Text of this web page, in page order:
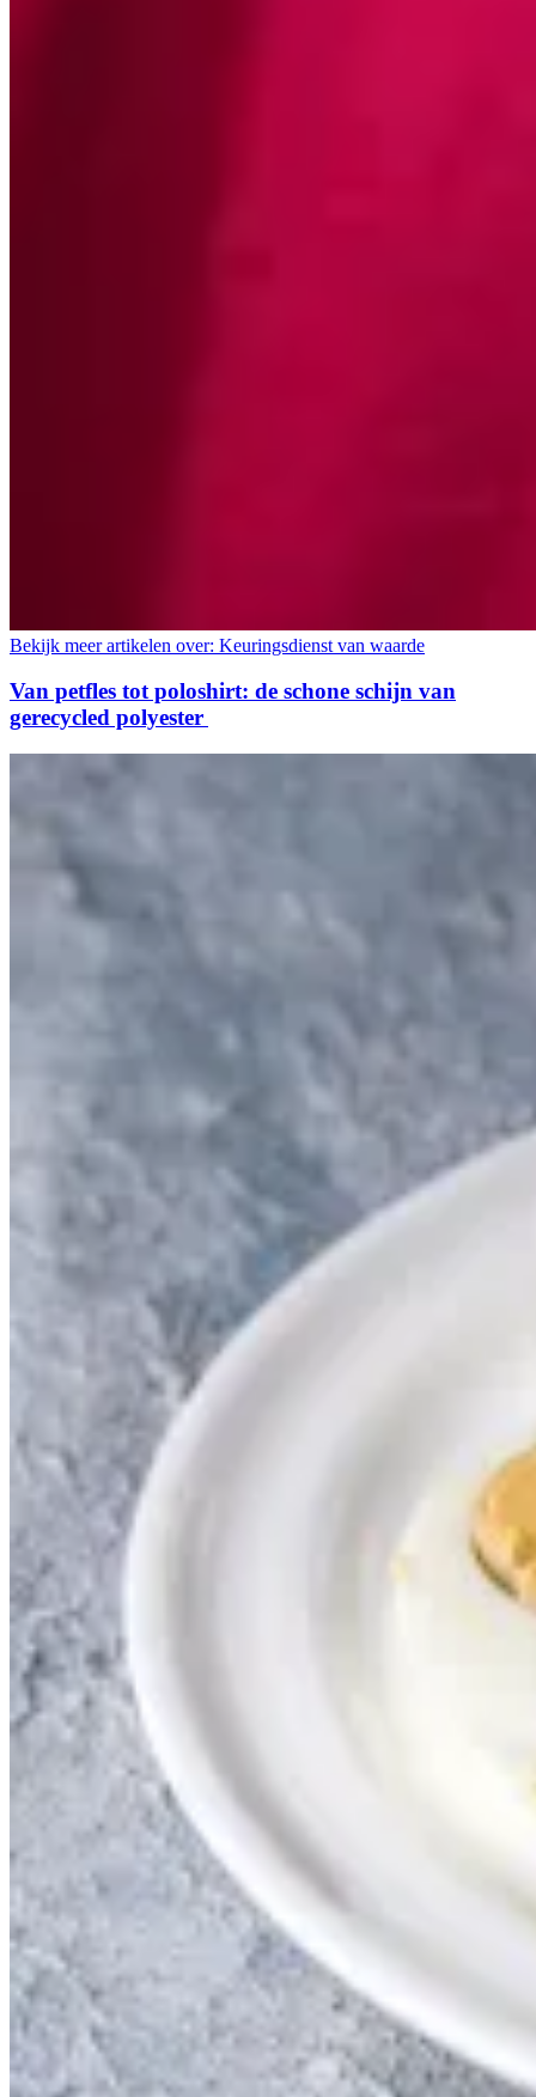
Bekijk meer artikelen over: Keuringsdienst van waarde
Van petfles tot poloshirt: de schone schijn van
gerecycled polyester